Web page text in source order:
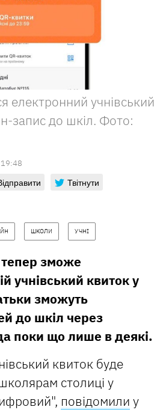
електронний учнівський
запис до шкіл. Фото:
Твітнути
ШКОЛИ УЧНІ
зможе
учнівський квиток у
зможуть
до шкіл через
поки що лише в деякі.
квиток буде
столиці у
повідомили у